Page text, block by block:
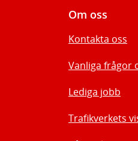
Om oss
Kontakta oss
Vanliga frågor
Lediga jobb
Trafikverkets